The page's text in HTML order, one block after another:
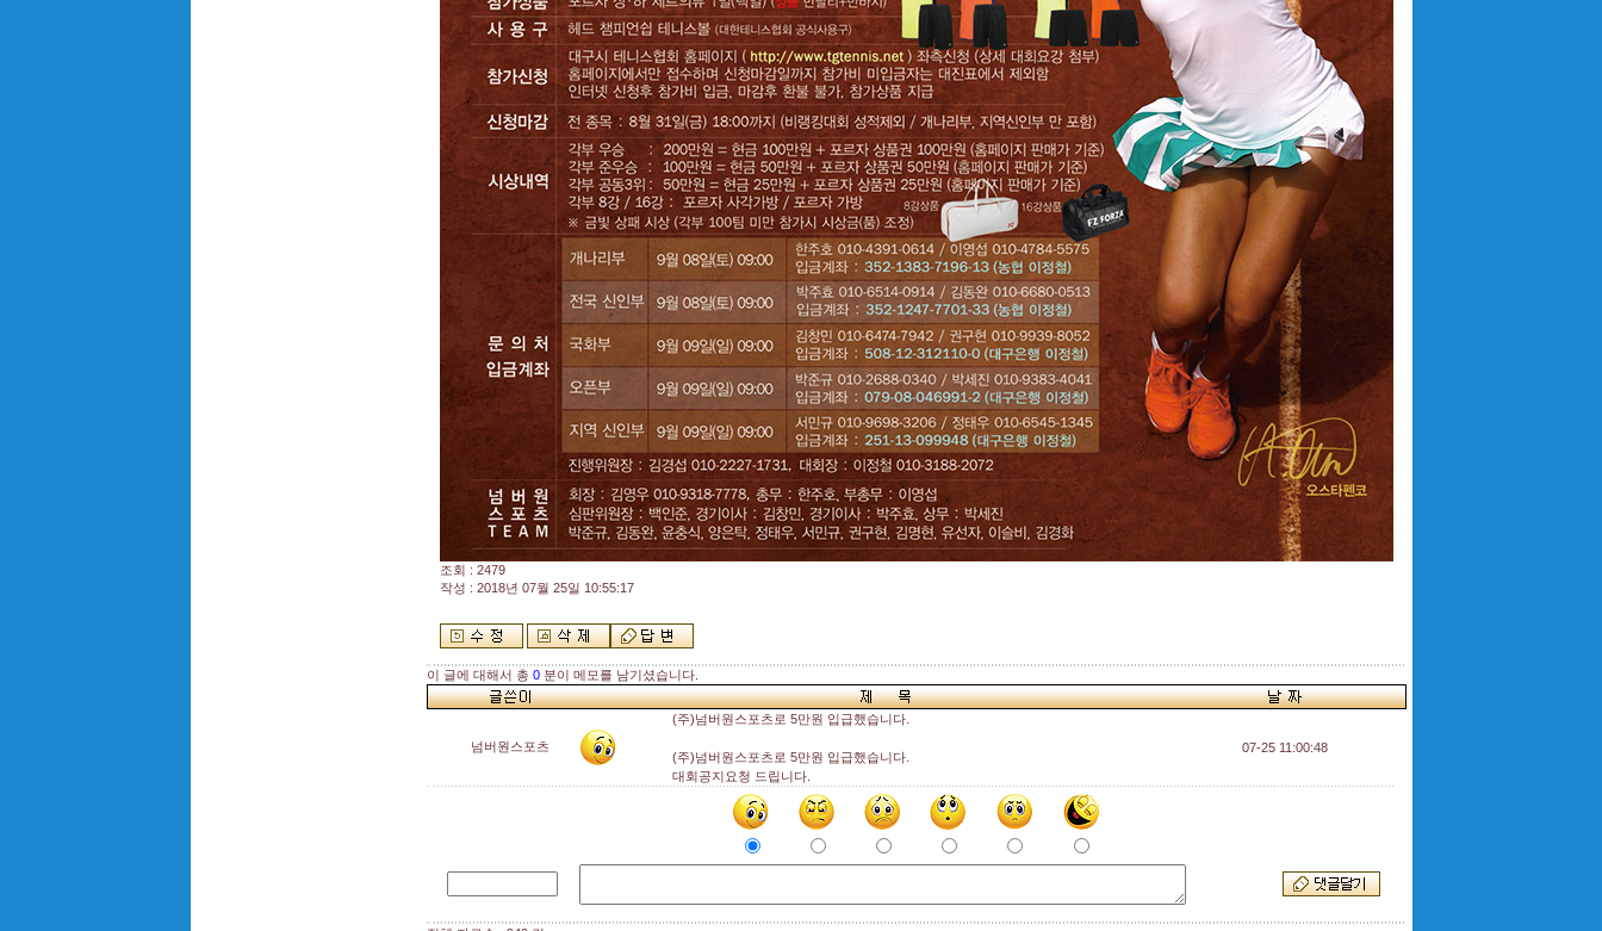
조회 : 2479
작성 : 2018년 07월 25일 10:55:17
이 글에 대해서 총 0분이 메모를 남기셨습니다.
넘버원스포츠
(주)넘버원스포츠로 5만원 입급했습니다.
(주)넘버원스포츠로 5만원 입급했습니다.
대회공지요청 드립니다.
07-25 11:00:48